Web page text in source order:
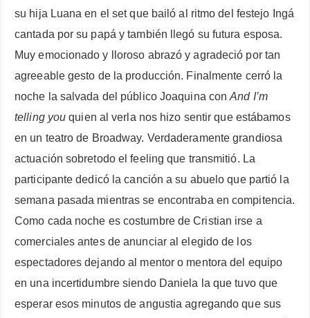
su hija Luana en el set que bailó al ritmo del festejo Ingá
cantada por su papá y también llegó su futura esposa.
Muy emocionado y lloroso abrazó y agradeció por tan
agreeable gesto de la producción. Finalmente cerró la
noche la salvada del público Joaquina conAnd I’m
telling you quien al verla nos hizo sentir que estábamos
en un teatro de Broadway. Verdaderamente grandiosa
actuación sobretodo el feeling que transmitió. La
participante dedicó la canción a su abuelo que partió la
semana pasada mientras se encontraba en compitencia.
Como cada noche es costumbre de Cristian irse a
comerciales antes de anunciar al elegido de los
espectadores dejando al mentor o mentora del equipo
en una incertidumbre siendo Daniela la que tuvo que
esperar esos minutos de angustia agregando que sus